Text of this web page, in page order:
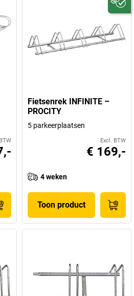
Fietsenrek INFINITE –
PROCITY
5 parkeerplaatsen
Excl. BTW
€ 169,-
4 weken
Toon product